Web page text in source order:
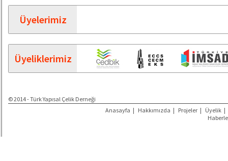
Üyelerimiz
Üyeliklerimiz
© 2014 - Türk Yapısal Çelik Derneği
Anasayfa | Hakkımızda | Projeler | Üyelik |